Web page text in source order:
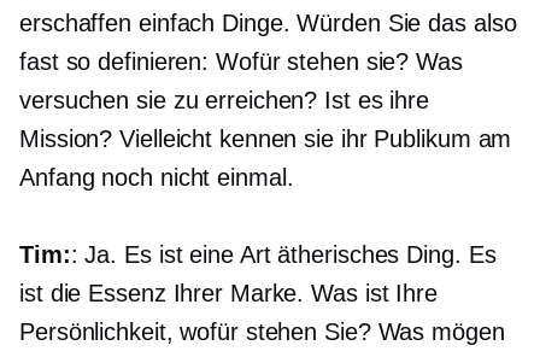
erschaffen einfach Dinge. Würden Sie das also
fast so definieren: Wofür stehen sie? Was
versuchen sie zu erreichen? Ist es ihre
Mission? Vielleicht kennen sie ihr Publikum am
Anfang noch nicht einmal.
Tim:: Ja. Es ist eine Art ätherisches Ding. Es
ist die Essenz Ihrer Marke. Was ist Ihre
Persönlichkeit, wofür stehen Sie? Was mögen